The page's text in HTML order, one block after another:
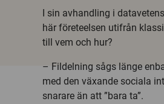
I sin avhandling i
här företeelsen utifrån
till vem och hur?
– Fildelning sågs länge
med den växande sociala
snarare än att ”bara ta”.